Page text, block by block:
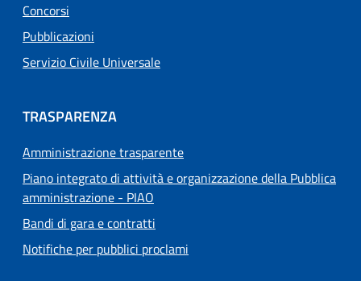
Concorsi
Pubblicazioni
Servizio Civile Universale
TRASPARENZA
Amministrazione trasparente
Piano integrato di attività e organizzazione della Pubblica
amministrazione - PIAO
Bandi di gara e contratti
Notifiche per pubblici proclami